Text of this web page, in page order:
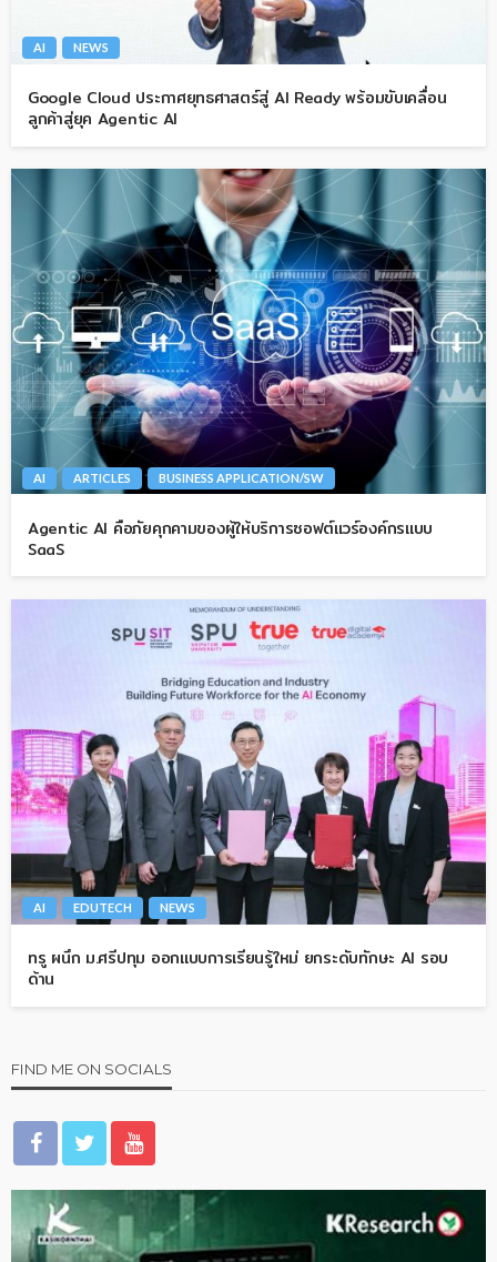
AI NEWS
Google Cloud ประกาศยุทธศาสตร์สู่ AI Ready พร้อมขับเคลื่อน
ลูกค้าสู่ยุค Agentic AI
AI ARTICLES BUSINESS APPLICATION/SW
Agentic AI คือภัยคุกคามของผู้ให้บริการซอฟต์แวร์องค์กรแบบ
SaaS
AI EDUTECH NEWS
ทรู ผนึก ม.ศรีปทุม ออกแบบการเรียนรู้ใหม่ ยกระดับทักษะ AI รอบ
ด้าน
FIND ME ON SOCIALS